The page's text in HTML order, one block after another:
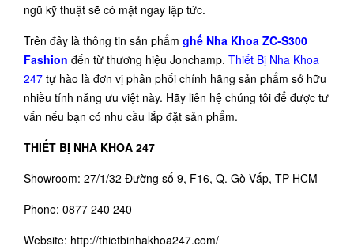
ngũ kỹ thuật sẽ có mặt ngay lập tức.
Trên đây là thông tin sản phẩm ghế Nha Khoa ZC-S300
Fashion đến từ thương hiệu Jonchamp. Thiết Bị Nha Khoa
247 tự hào là đơn vị phân phối chính hãng sản phẩm sở hữu
nhiều tính năng ưu việt này. Hãy liên hệ chúng tôi để được tư
vấn nếu bạn có nhu cầu lắp đặt sản phẩm.
THIẾT BỊ NHA KHOA 247
Showroom: 27/1/32 Đường số 9, F16, Q. Gò Vấp, TP HCM
Phone: 0877 240 240
Website: http://thietbinhakhoa247.com/